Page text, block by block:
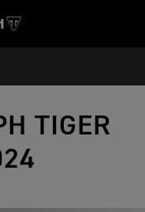
TIGER